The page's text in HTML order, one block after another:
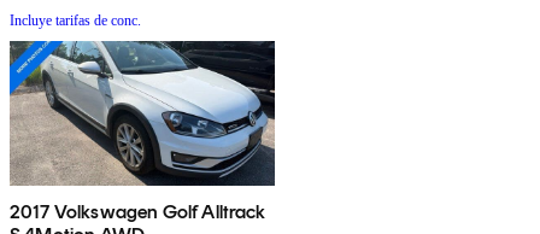
Incluye tarifas de conc.
2017 Volkswagen Golf Alltrack